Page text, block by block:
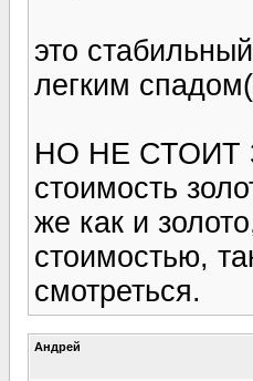
это
легким спадом(
НО НЕ СТОИТ
стоимость
же как и
стоимостью,
смотреться.
Андрей